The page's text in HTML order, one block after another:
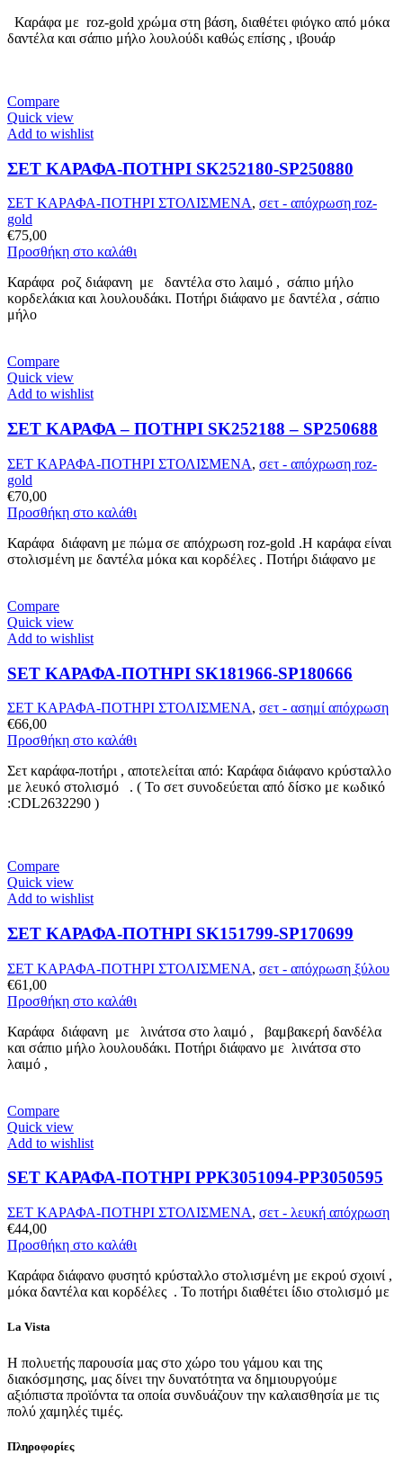
Καράφα με roz-gold χρώμα στη βάση, διαθέτει φιόγκο από μόκα
δαντέλα και σάπιο μήλο λουλούδι καθώς επίσης , ιβουάρ
Compare
Quick view
Add to wishlist
ΣΕΤ ΚΑΡΑΦΑ-ΠΟΤΗΡΙ SK252180-SP250880
ΣΕΤ ΚΑΡΑΦΑ-ΠΟΤΗΡΙ ΣΤΟΛΙΣΜΕΝΑ, σετ - απόχρωση roz-
gold
€75,00
Προσθήκη στο καλάθι
Καράφα ροζ διάφανη με δαντέλα στο λαιμό , σάπιο μήλο
κορδελάκια και λουλουδάκι. Ποτήρι διάφανο με δαντέλα , σάπιο
μήλο
Compare
Quick view
Add to wishlist
ΣΕΤ ΚΑΡΑΦΑ – ΠΟΤΗΡΙ SK252188 – SP250688
ΣΕΤ ΚΑΡΑΦΑ-ΠΟΤΗΡΙ ΣΤΟΛΙΣΜΕΝΑ, σετ - απόχρωση roz-
gold
€70,00
Προσθήκη στο καλάθι
Καράφα διάφανη με πώμα σε απόχρωση roz-gold .Η καράφα είναι
στολισμένη με δαντέλα μόκα και κορδέλες . Ποτήρι διάφανο με
Compare
Quick view
Add to wishlist
SET ΚΑΡΑΦΑ-ΠΟΤΗΡΙ SK181966-SP180666
ΣΕΤ ΚΑΡΑΦΑ-ΠΟΤΗΡΙ ΣΤΟΛΙΣΜΕΝΑ, σετ - ασημί απόχρωση
€66,00
Προσθήκη στο καλάθι
Σετ καράφα-ποτήρι , αποτελείται από: Καράφα διάφανο κρύσταλλο
με λευκό στολισμό . ( Το σετ συνοδεύεται από δίσκο με κωδικό
:CDL2632290 )
Compare
Quick view
Add to wishlist
ΣΕΤ ΚΑΡΑΦΑ-ΠΟΤΗΡΙ SK151799-SP170699
ΣΕΤ ΚΑΡΑΦΑ-ΠΟΤΗΡΙ ΣΤΟΛΙΣΜΕΝΑ, σετ - απόχρωση ξύλου
€61,00
Προσθήκη στο καλάθι
Καράφα διάφανη με λινάτσα στο λαιμό , βαμβακερή δανδέλα
και σάπιο μήλο λουλουδάκι. Ποτήρι διάφανο με λινάτσα στο
λαιμό ,
Compare
Quick view
Add to wishlist
SET ΚΑΡΑΦΑ-ΠΟΤΗΡΙ PPK3051094-PP3050595
ΣΕΤ ΚΑΡΑΦΑ-ΠΟΤΗΡΙ ΣΤΟΛΙΣΜΕΝΑ, σετ - λευκή απόχρωση
€44,00
Προσθήκη στο καλάθι
Καράφα διάφανο φυσητό κρύσταλλο στολισμένη με εκρού σχοινί ,
μόκα δαντέλα και κορδέλες . Το ποτήρι διαθέτει ίδιο στολισμό με
La Vista
Η πολυετής παρουσία μας στο χώρο του γάμου και της
διακόσμησης, μας δίνει την δυνατότητα να δημιουργούμε
αξιόπιστα προϊόντα τα οποία συνδυάζουν την καλαισθησία με τις
πολύ χαμηλές τιμές.
Πληροφορίες